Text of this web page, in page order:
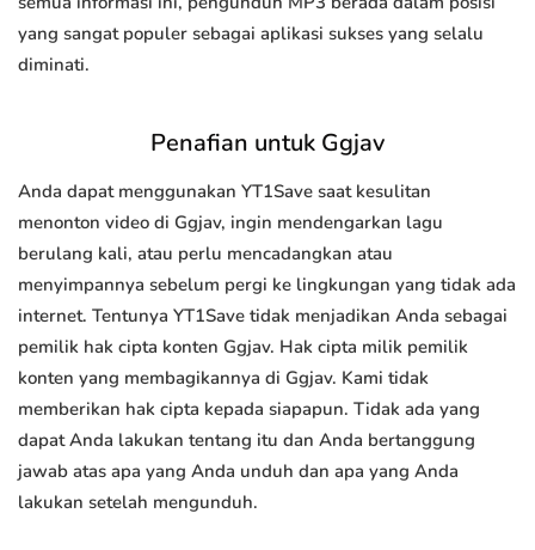
yang sangat populer sebagai aplikasi sukses yang selalu
diminati.
Penafian untuk Ggjav
Anda dapat menggunakan YT1Save saat kesulitan
menonton video di Ggjav, ingin mendengarkan lagu
berulang kali, atau perlu mencadangkan atau
menyimpannya sebelum pergi ke lingkungan yang tidak ada
internet. Tentunya YT1Save tidak menjadikan Anda sebagai
pemilik hak cipta konten Ggjav. Hak cipta milik pemilik
konten yang membagikannya di Ggjav. Kami tidak
memberikan hak cipta kepada siapapun. Tidak ada yang
dapat Anda lakukan tentang itu dan Anda bertanggung
jawab atas apa yang Anda unduh dan apa yang Anda
lakukan setelah mengunduh.